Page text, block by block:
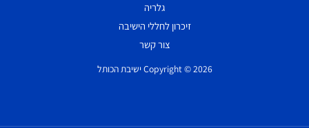
גלריה
זיכרון לחללי הישיבה
צור קשר
Copyright © 2026 ישיבת הכותל